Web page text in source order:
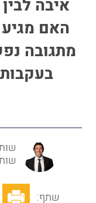
איבה
האם
מתגובה
שתף: